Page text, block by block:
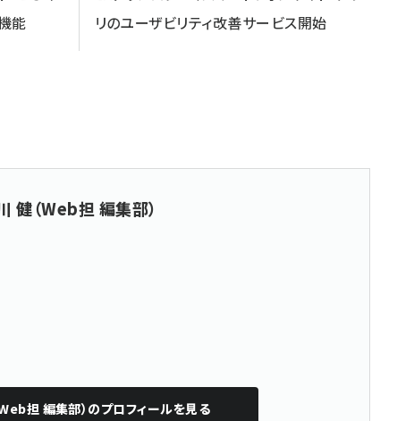
能
リのユーザビリティ改善サービス開始
健（Web担 編集部）
担 編集部） のプロフィールを見る